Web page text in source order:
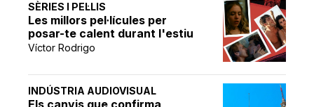
SÈRIES I PEL·LIS
Les millors pel·lícules per
posar-te calent durant l'estiu
Víctor Rodrigo
INDÚSTRIA AUDIOVISUAL